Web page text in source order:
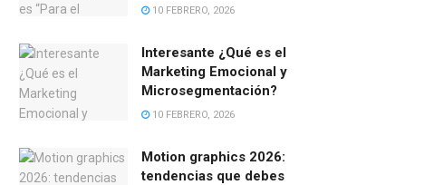
10 FEBRERO, 2026
Interesante ¿Qué es el
Marketing Emocional y
Microsegmentación?
10 FEBRERO, 2026
Motion graphics 2026:
tendencias que debes